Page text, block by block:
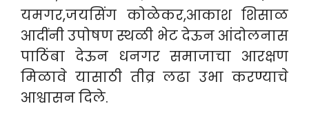
यमगर,जयसिंग कोळेकर,आकाश शिसाळ
आदींनी उपोषण स्थळी भेट देऊन आंदोलनास
पाठिंबा देऊन धनगर समाजाचा आरक्षण
मिळावे यासाठी तीव्र लढा उभा करण्याचे
आश्वासन दिले.